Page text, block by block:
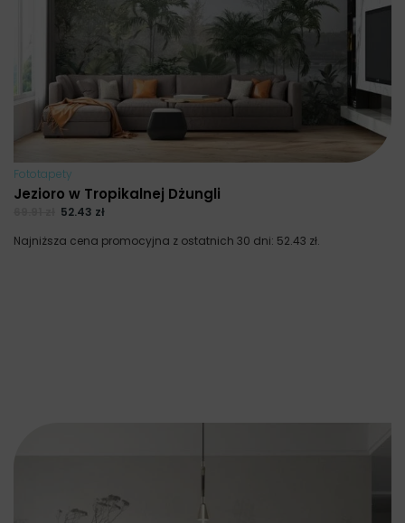
Fototapety
Jezioro w Tropikalnej Dżungli
52.43 zł
Najniższa cena promocyjna z ostatnich 30 dni: 52.43 zł.